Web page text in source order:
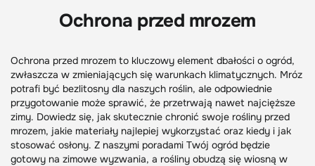
Ochrona przed mrozem
Ochrona przed mrozem to kluczowy element dbałości o ogród,
zwłaszcza w zmieniających się warunkach klimatycznych. Mróz
potrafi być bezlitosny dla naszych roślin, ale odpowiednie
przygotowanie może sprawić, że przetrwają nawet najcięższe
zimy. Dowiedz się, jak skutecznie chronić swoje rośliny przed
mrozem, jakie materiały najlepiej wykorzystać oraz kiedy i jak
stosować osłony. Z naszymi poradami Twój ogród będzie
gotowy na zimowe wyzwania, a rośliny obudzą się wiosną w